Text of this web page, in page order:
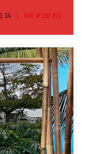
בת שבע אוז 14 ביוני 2024